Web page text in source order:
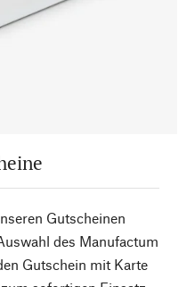
Gutscheinen
des Manufactum
Gutschein mit Karte